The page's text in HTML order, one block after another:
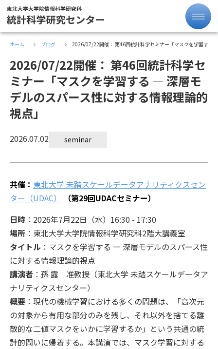
ホーム ブログ 2026/07/22開催： 第46回統計科学セミナー「マスクを学習する
2026/07/22開催： 第46回統計科学セ
ミナー「マスクを学習する — 深層モ
デルのスパース性に対する情報理論的
視点」
2026.07.02 seminar
共催： 東北大学 未踏スケールデータアナリティクスセン
ター（UDAC）
（第29回UDACセミナー）
日時 ：2026年7月22日（水）16:30 - 17:30
場所 ：東北大学大学院情報科学研究科2階大講義室
タイトル ： マスクを学習する — 深層モデルのスパース性
に対する情報理論的視点
講演者 ： 孫 露 准教授（東北大学 未踏スケールデータア
ナリティクスセンター）
概要 ： 現代の機械学習における多くの問題は、「高次元
の対象から有用な部分のみを残し、それ以外を捨てる離
散的な二値マスクをいかに学習するか」という共通の統
計的問いに帰着する。本講演では、マスク学習に対する